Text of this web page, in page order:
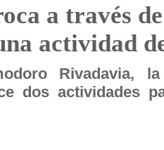
a través
actividad
Rivadavia,
dos actividades